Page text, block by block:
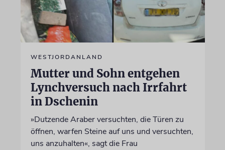
WESTJORDANLAND
Mutter und Sohn entgehen
Lynchversuch nach Irrfahrt
in Dschenin
»Dutzende Araber versuchten, die Türen zu
öffnen, warfen Steine auf uns und versuchten,
uns anzuhalten«, sagt die Frau